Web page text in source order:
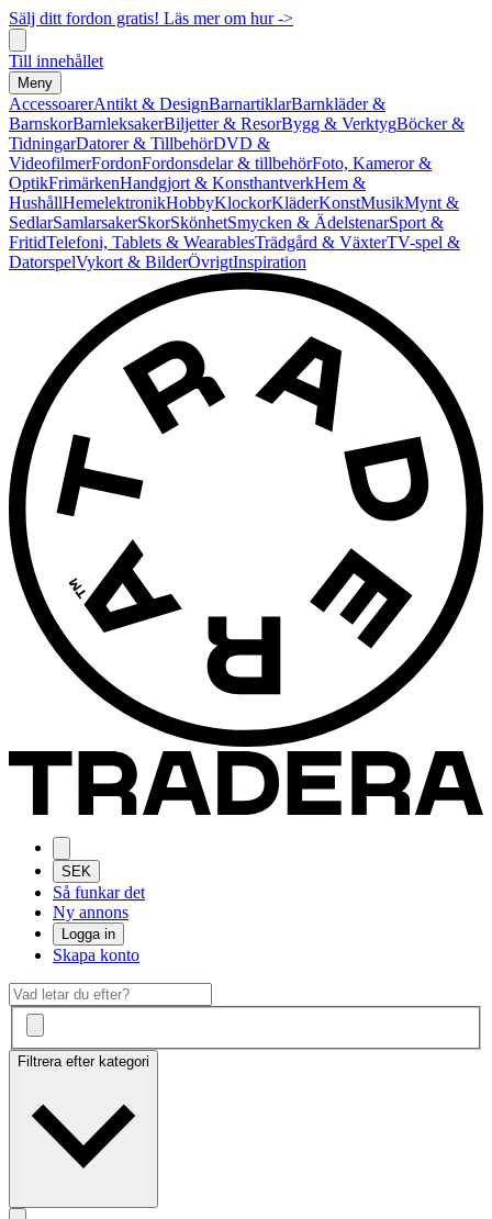
Sälj ditt fordon gratis! Läs mer om hur ->
Till innehållet
Meny
AccessoarerAntikt & DesignBarnartiklarBarnkläder &
BarnskorBarnleksakerBiljetter & ResorBygg & VerktygBöcker &
TidningarDatorer & TillbehörDVD &
VideofilmerFordonFordonsdelar & tillbehörFoto, Kameror &
OptikFrimärkenHandgjort & KonsthantverkHem &
HushållHemelektronikHobbyKlockorKläderKonstMusikMynt &
SedlarSamlarsakerSkorSkönhetSmycken & ÄdelstenarSport &
FritidTelefoni, Tablets & WearablesTrädgård & VäxterTV-spel &
DatorspelVykort & BilderÖvrigtInspiration
SEK
Så funkar det
Ny annons
Logga in
Skapa konto
Filtrera efter kategori